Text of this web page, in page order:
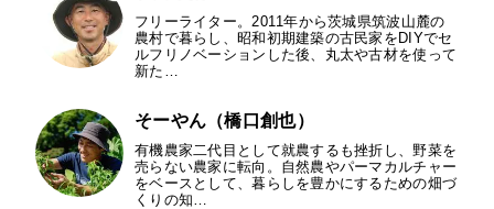
フリーライター。2011年から茨城県筑波山麓の
農村で暮らし、昭和初期建築の古民家をDIYでセ
ルフリノベーションした後、丸太や古材を使って
新た…
そーやん（橋口創也）
有機農家二代目として就農するも挫折し、野菜を
売らない農家に転向。自然農やパーマカルチャー
をベースとして、暮らしを豊かにするための畑づ
くりの知…